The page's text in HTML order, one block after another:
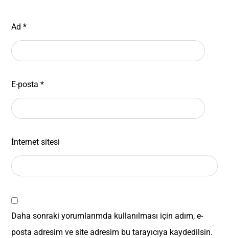
Ad*
E-posta*
İnternet sitesi
Daha sonraki yorumlarımda kullanılması için adım, e-
posta adresim ve site adresim bu tarayıcıya kaydedilsin.